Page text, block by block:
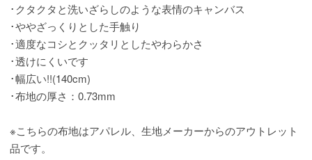
･クタクタと洗いざらしのような表情のキャンバス
･ややざっくりとした手触り
･適度なコシとクッタリとしたやわらかさ
･透けにくいです
･幅広い!!(140cm)
･布地の厚さ：0.73mm
※こちらの布地はアパレル、生地メーカーからのアウトレット
品です。